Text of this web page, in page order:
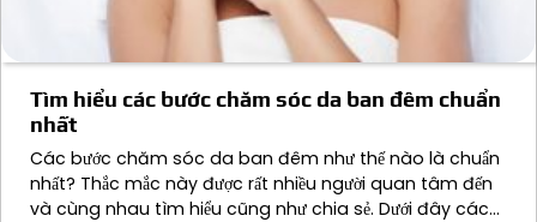
Tìm hiểu các bước chăm sóc da ban đêm chuẩn
nhất
Các bước chăm sóc da ban đêm như thế nào là chuẩn
nhất? Thắc mắc này được rất nhiều người quan tâm đến
và cùng nhau tìm hiểu cũng như chia sẻ. Dưới đây các…